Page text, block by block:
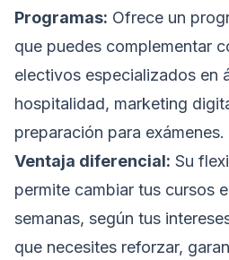
Programas: Ofrece un
que puedes complementar
electivos especializados en
hospitalidad, marketing
preparación para exámenes.
Ventaja diferencial: Su
permite cambiar tus cursos
semanas, según tus
que necesites reforzar,